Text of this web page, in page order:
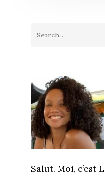
Salut. Moi, c’est